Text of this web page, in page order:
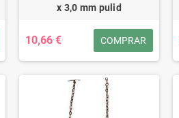
x 3,0 mm pulid
10,66 € COMPRAR